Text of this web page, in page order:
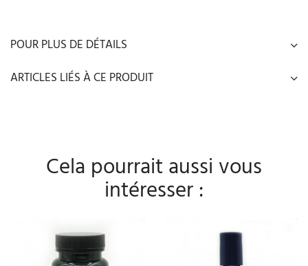
POUR PLUS DE DÉTAILS
ARTICLES LIÉS À CE PRODUIT
Cela pourrait aussi vous
intéresser :